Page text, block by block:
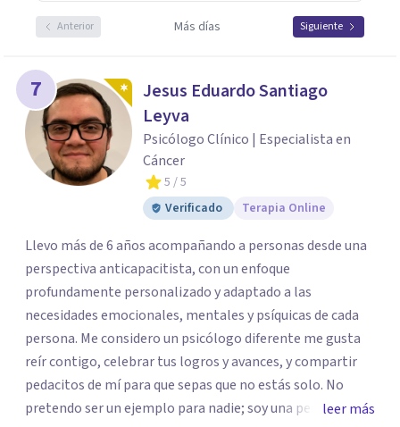
Anterior Más días Siguiente
7
Jesus Eduardo Santiago
Leyva
Psicólogo Clínico | Especialista en
Cáncer
5 / 5
Verificado
Terapia Online
Llevo más de 6 años acompañando a personas desde una
perspectiva anticapacitista, con un enfoque
profundamente personalizado y adaptado a las
necesidades emocionales, mentales y psíquicas de cada
persona. Me considero un psicólogo diferente me gusta
reír contigo, celebrar tus logros y avances, y compartir
pedacitos de mí para que sepas que no estás solo. No
pretendo ser un ejemplo para nadie; soy una persona que
leer más